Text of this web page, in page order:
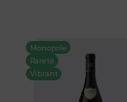
Monopole
Rareté
Vibrant